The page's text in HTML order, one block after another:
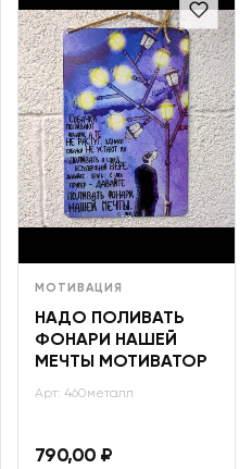
МОТИВАЦИЯ
НАДО ПОЛИВАТЬ
ФОНАРИ НАШЕЙ
МЕЧТЫ МОТИВАТОР
Арт: 460металл
790,00 ₽